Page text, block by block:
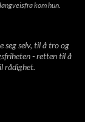
kom hun.
selv, til å tro og
- retten til å
rådighet.